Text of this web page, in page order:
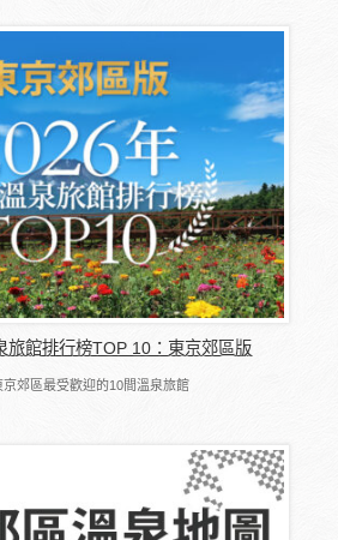
旅館排行榜TOP 10：東京郊區版
京郊區最受歡迎的10間溫泉旅館